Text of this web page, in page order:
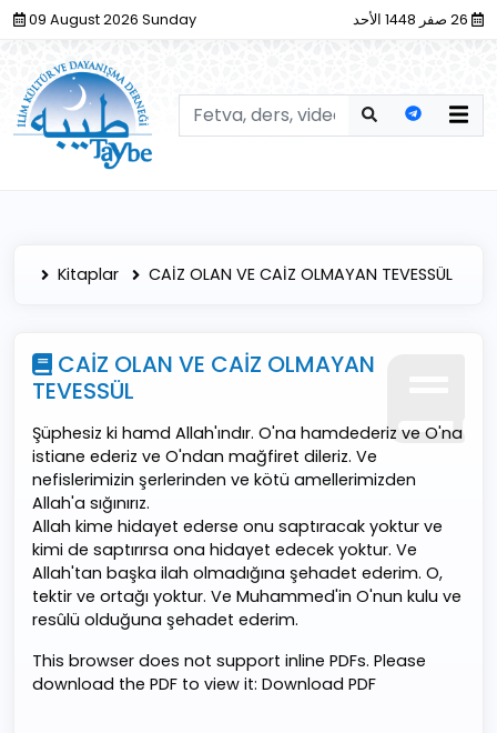
09 August 2026 Sunday
Kitaplar CAİZ OLAN VE CAİZ OLMAYAN TEVESSÜL
CAİZ OLAN VE CAİZ OLMAYAN
TEVESSÜL
Şüphesiz ki hamd Allah'ındır. O'na hamdederiz ve O'na
istiane ederiz ve O'ndan mağfiret dileriz. Ve
nefislerimizin şerlerinden ve kötü amellerimizden
Allah'a sığınırız.
Allah kime hidayet ederse onu saptıracak yoktur ve
kimi de saptırırsa ona hidayet edecek yoktur. Ve
Allah'tan başka ilah olmadığına şehadet ederim. O,
tektir ve ortağı yoktur. Ve Muhammed'in O'nun kulu ve
resûlü olduğuna şehadet ederim.
This browser does not support inline PDFs. Please
download the PDF to view it: Download PDF